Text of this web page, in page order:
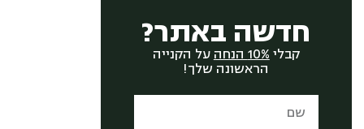
חדשה באתר?
קבלי10% הנחה
על הקנייה
הראשונה שלך!